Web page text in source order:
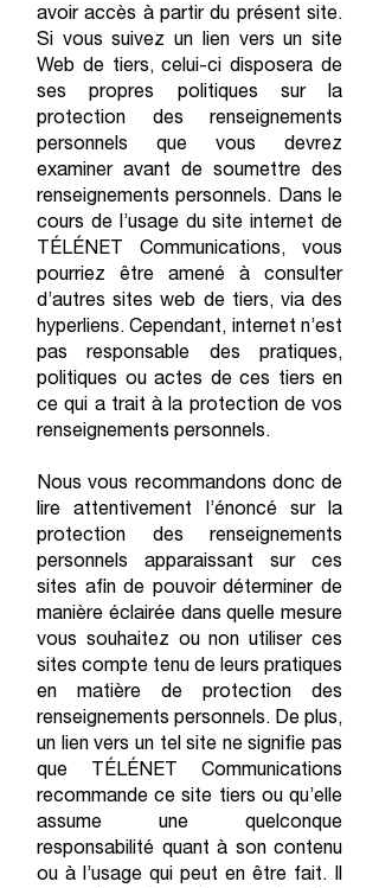
avoir accès à partir du présent site.
Si vous suivez un lien vers un site
Web de tiers, celui-ci disposera de
ses propres politiques sur la
protection des renseignements
personnels que vous devrez
examiner avant de soumettre des
renseignements personnels. Dans le
cours de l’usage du site internet de
TÉLÉNET Communications, vous
pourriez être amené à consulter
d’autres sites web de tiers, via des
hyperliens. Cependant, internet n’est
pas responsable des pratiques,
politiques ou actes de ces tiers en
ce qui a trait à la protection de vos
renseignements personnels.
Nous vous recommandons donc de
lire attentivement l’énoncé sur la
protection des renseignements
personnels apparaissant sur ces
sites afin de pouvoir déterminer de
manière éclairée dans quelle mesure
vous souhaitez ou non utiliser ces
sites compte tenu de leurs pratiques
en matière de protection des
renseignements personnels. De plus,
un lien vers un tel site ne signifie pas
que TÉLÉNET Communications
recommande ce site tiers ou qu’elle
assume une quelconque
responsabilité quant à son contenu
ou à l’usage qui peut en être fait. Il